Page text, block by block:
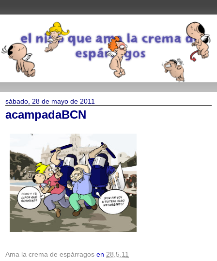
sábado, 28 de mayo de 2011
acampadaBCN
Ama la crema de espárragos en 28.5.11